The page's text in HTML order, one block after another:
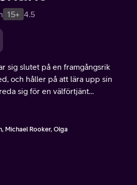
15+ 4.5
sig slutet på en framgångsrik
och håller på att lära upp sin
sig för en välförtjänt
Michael Rooker, Olga